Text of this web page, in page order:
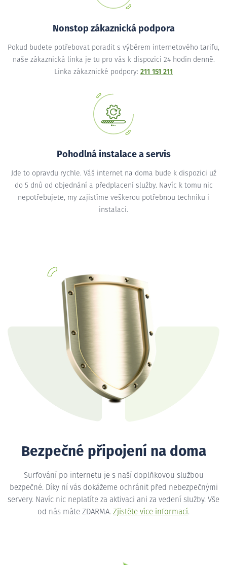
Nonstop zákaznická podpora
Pokud budete potřebovat poradit s výběrem internetového tarifu,
naše zákaznická linka je tu pro vás k dispozici 24 hodin denně.
Linka zákaznické podpory: 211 151 211
Pohodlná instalace a servis
Jde to opravdu rychle. Váš internet na doma bude k dispozici už
do 5 dnů od objednání a předplacení služby. Navíc k tomu nic
nepotřebujete, my zajistíme veškerou potřebnou techniku i
instalaci.
Bezpečné připojení na doma
Surfování po internetu je s naší doplňkovou službou
bezpečné. Díky ní vás dokážeme ochránit před nebezpečnými
servery. Navíc nic neplatíte za aktivaci ani za vedení služby. Vše
od nás máte ZDARMA. Zjistěte více informací.